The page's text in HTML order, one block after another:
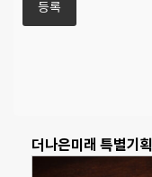
더나은미래 특별기획